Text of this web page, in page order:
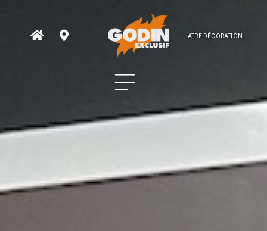
ATRE DÉCORATION